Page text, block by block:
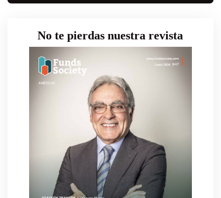
No te pierdas nuestra revista